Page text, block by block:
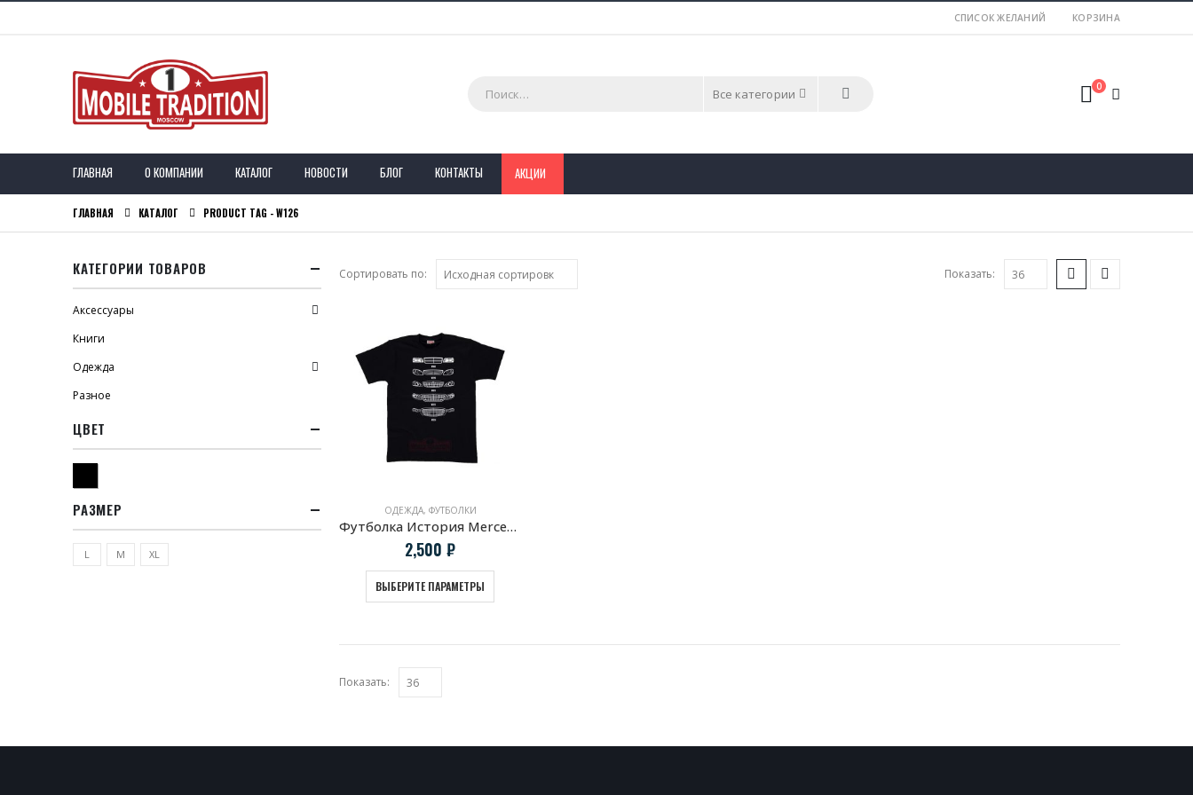
СПИСОК ЖЕЛАНИЙ КОРЗИНА
Все категории 0
ГЛАВНАЯ О КОМПАНИИ КАТАЛОГ НОВОСТИ БЛОГ КОНТАКТЫ АКЦИИ
ГЛАВНАЯ КАТАЛОГ PRODUCT TAG -W126
Сортировать по: Показать:
ОДЕЖДА, ФУТБОЛКИ
Футболка История Mercedes Benz S Class
2,500 ₽
ВЫБЕРИТЕ ПАРАМЕТРЫ
Показать:
КАТЕГОРИИ ТОВАРОВ
Аксессуары
Книги
Одежда
Разное
ЦВЕТ
РАЗМЕР
L M XL